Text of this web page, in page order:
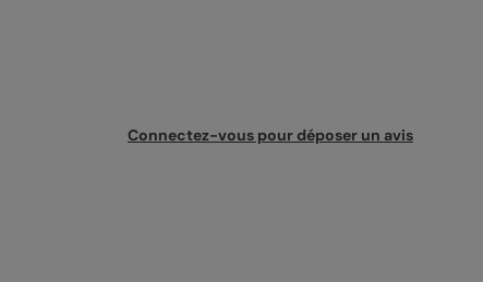
Connectez-vous pour déposer un avis